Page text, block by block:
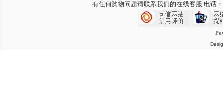
有任何购物问题请联系我们的在线客服|电话：